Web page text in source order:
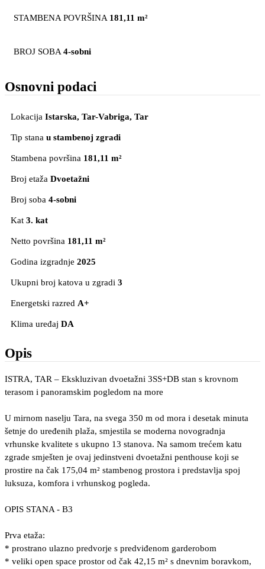
STAMBENA POVRŠINA 181,11 m²
BROJ SOBA 4-sobni
Osnovni podaci
Lokacija Istarska, Tar-Vabriga, Tar
Tip stana u stambenoj zgradi
Stambena površina 181,11 m²
Broj etaža Dvoetažni
Broj soba 4-sobni
Kat 3. kat
Netto površina 181,11 m²
Godina izgradnje 2025
Ukupni broj katova u zgradi 3
Energetski razred A+
Klima uređaj DA
Opis
ISTRA, TAR – Ekskluzivan dvoetažni 3SS+DB stan s krovnom
terasom i panoramskim pogledom na more
U mirnom naselju Tara, na svega 350 m od mora i desetak minuta
šetnje do uređenih plaža, smjestila se moderna novogradnja
vrhunske kvalitete s ukupno 13 stanova. Na samom trećem katu
zgrade smješten je ovaj jedinstveni dvoetažni penthouse koji se
prostire na čak 175,04 m² stambenog prostora i predstavlja spoj
luksuza, komfora i vrhunskog pogleda.
OPIS STANA - B3
Prva etaža:
* prostrano ulazno predvorje s predviđenom garderobom
* veliki open space prostor od čak 42,15 m² s dnevnim boravkom,